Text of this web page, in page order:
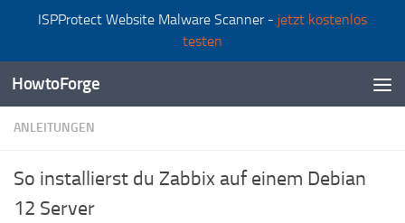
ISPProtect Website Malware Scanner - jetzt kostenlos
testen
Zum Inhalt springen
HowtoForge
ANLEITUNGEN
So installierst du Zabbix auf einem Debian
12 Server